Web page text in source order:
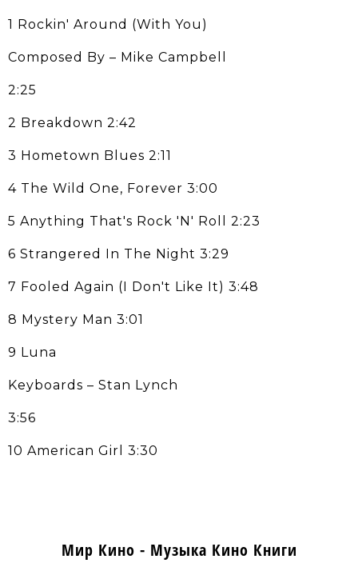
1 Rockin' Around (With You)
Composed By – Mike Campbell
2:25
2 Breakdown 2:42
3 Hometown Blues 2:11
4 The Wild One, Forever 3:00
5 Anything That's Rock 'N' Roll 2:23
6 Strangered In The Night 3:29
7 Fooled Again (I Don't Like It) 3:48
8 Mystery Man 3:01
9 Luna
Keyboards – Stan Lynch
3:56
10 American Girl 3:30
Мир Кино - Музыка Кино Книги